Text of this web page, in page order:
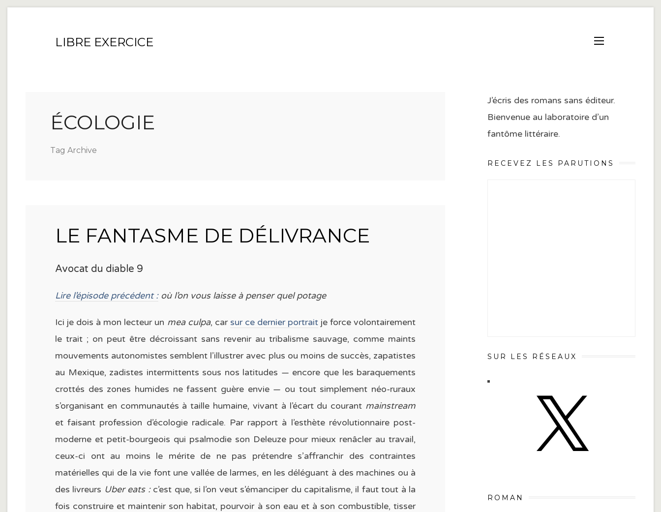
LIBRE EXERCICE
ÉCOLOGIE
Tag Archive
LE FANTASME DE DÉLIVRANCE
Avocat du diable 9
Lire l’épisode précédent :où l’on vous laisse à penser quel potage
Ici je dois à mon lecteur un mea culpa, car sur ce dernier portraitje force volontairement
le trait ; on peut être décroissant sans revenir au tribalisme sauvage, comme maints
mouvements autonomistes semblent l’illustrer avec plus ou moins de succès, zapatistes
au Mexique, zadistes intermittents sous nos latitudes — encore que les baraquements
crottés des zones humides ne fassent guère envie — ou tout simplement néo-ruraux
s’organisant en communautés à taille humaine, vivant à l’écart du courant mainstream
et faisant profession d’écologie radicale. Par rapport à l’esthète révolutionnaire post-
moderne et petit-bourgeois qui psalmodie son Deleuze pour mieux renâcler au travail,
ceux-ci ont au moins le mérite de ne pas prétendre s’affranchir des contraintes
matérielles qui de la vie font une vallée de larmes, en les déléguant à des machines ou à
des livreurs Uber eats :c’est que, si l’on veut s’émanciper du capitalisme, il faut tout à la
fois construire et maintenir son habitat, pourvoir à son eau et à son combustible, tisser
J’écris des romans sans éditeur.
Bienvenue au laboratoire d’un
fantôme littéraire.
RECEVEZ LES PARUTIONS
SUR LES RÉSEAUX
ROMAN